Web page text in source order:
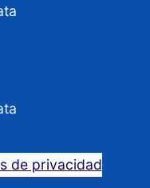
de privacidad